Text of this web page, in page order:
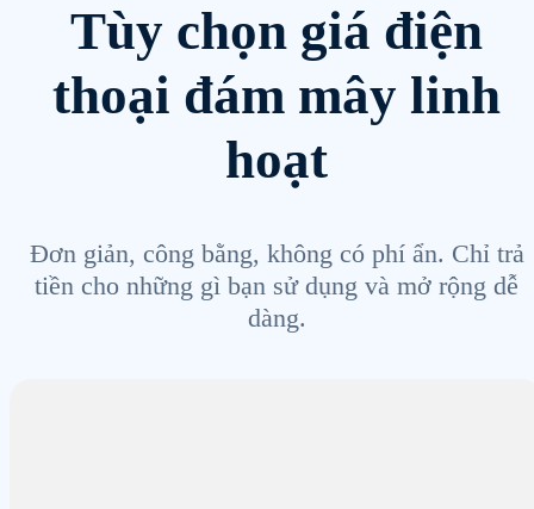
Tùy chọn giá điện
thoại đám mây linh
hoạt
Đơn giản, công bằng, không có phí ẩn. Chỉ trả
tiền cho những gì bạn sử dụng và mở rộng dễ
dàng.